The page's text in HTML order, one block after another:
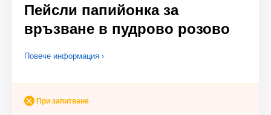
Пейсли папийонка за
връзване в пудрово розово
Повече информация ›
При запитване